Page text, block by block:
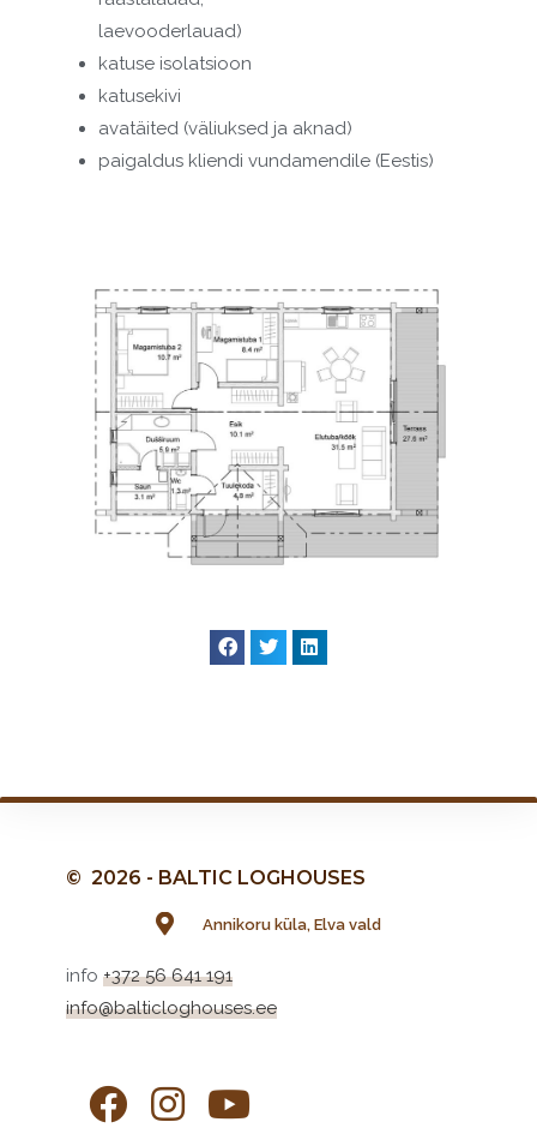
laevooderlauad)
katuse isolatsioon
katusekivi
avatäited (väliuksed ja aknad)
paigaldus kliendi vundamendile (Eestis)
© 2026 - BALTIC LOGHOUSES
Annikoru küla, Elva vald
info +372 56 641 191
info@balticloghouses.ee